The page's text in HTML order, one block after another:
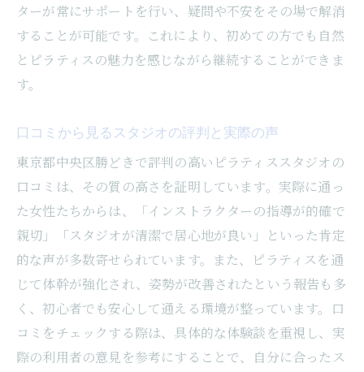
ト体制
初めての方でも安心なレッスンの流れ
勝どきのピラティススタジオアクセス良好で通
いやすい理由
勝どきエリアのアクセスの良さが人気の理
由
交通の便が良いスタジオの選び方
スタジオ周辺の環境と利便性
通いやすさを重視したスタジオの魅力
アクセスしやすい時間帯を選ぶコツ
通勤や育児中でも通いやすい秘訣
ターが常にサポートを行い、疑問や不安をその場で解消
することが可能です。これにより、初めての方でも自然
とピラティスの魅力を感じながら継続することができま
す。
口コミから見るスタジオの評判と実際の声
東京都中央区勝どきで評判の高いピラティススタジオの
口コミは、その質の高さを証明しています。実際に通っ
た女性たちからは、「インストラクターの指導が的確で
親切」「スタジオが清潔で居心地が良い」といった肯定
的な声が多数寄せられています。また、ピラティスを通
じて体幹が強化され、姿勢が改善されたという報告も多
く、初心者でも安心して通える環境が整っています。口
コミをチェックする際は、具体的な体験談を重視し、実
際の利用者の意見を参考にすることで、自分に合ったス